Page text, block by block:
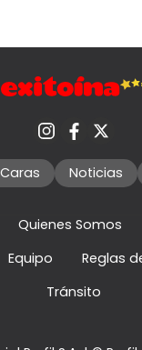
Caras Noticias
Quienes Somos
Equipo
Reglas
Tránsito